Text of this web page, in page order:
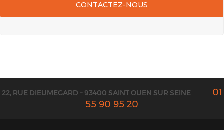
CONTACTEZ-NOUS
22, RUE DIEUMEGARD – 93400 SAINT OUEN SUR SEINE
01
55 90 95 20